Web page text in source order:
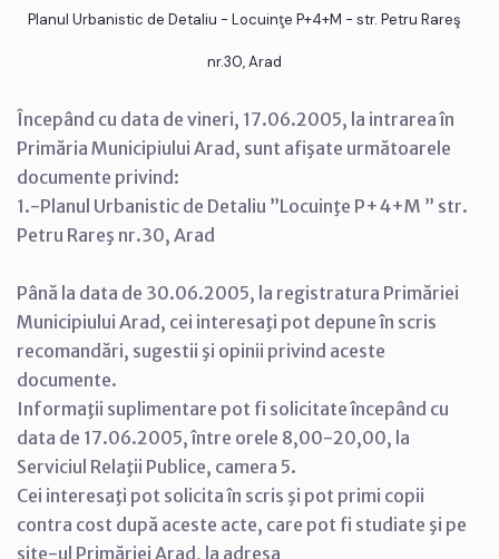
Planul Urbanistic de Detaliu - Locuinţe P+4+M - str. Petru Rareş
nr.30, Arad
Începând cu data de vineri, 17.06.2005, la intrarea în
Primăria Municipiului Arad, sunt afişate următoarele
documente privind:
1.-Planul Urbanistic de Detaliu ”Locuinţe P+4+M ” str.
Petru Rareş nr.30, Arad
Până la data de 30.06.2005, la registratura Primăriei
Municipiului Arad, cei interesaţi pot depune în scris
recomandări, sugestii şi opinii privind aceste
documente.
Informaţii suplimentare pot fi solicitate începând cu
data de 17.06.2005, între orele 8,00-20,00, la
Serviciul Relaţii Publice, camera 5.
Cei interesaţi pot solicita în scris şi pot primi copii
contra cost după aceste acte, care pot fi studiate şi pe
site-ul Primăriei Arad, la adresa